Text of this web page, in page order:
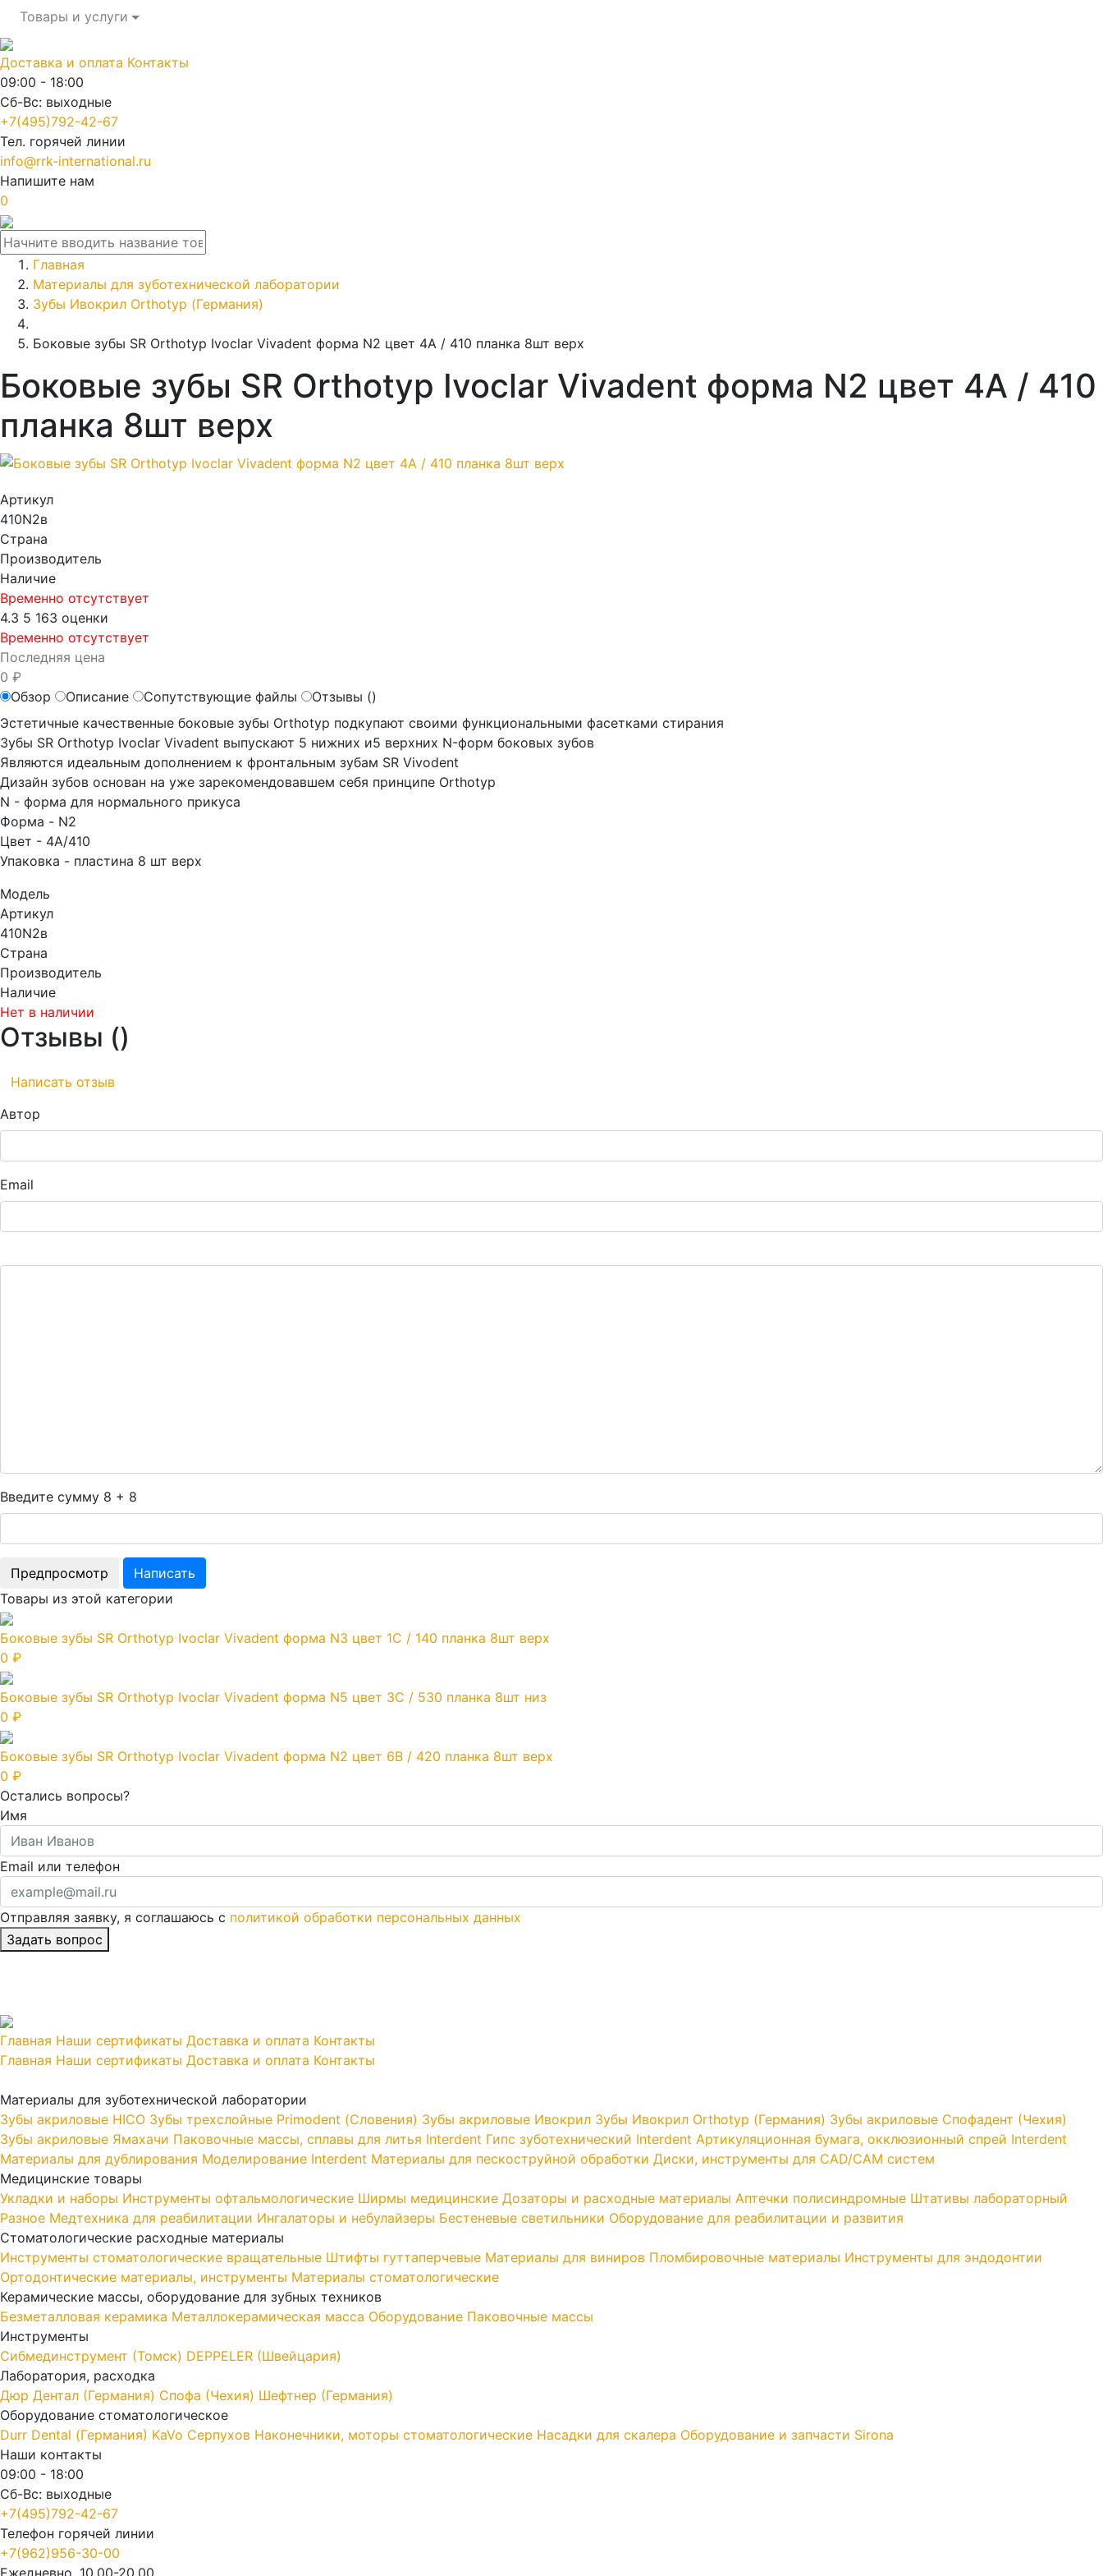
Товары и услуги
Доставка и оплата Контакты
09:00 - 18:00
Сб-Вс: выходные
+7(495)792-42-67
Тел. горячей линии
info@rrk-international.ru
Напишите нам
0
Главная
Материалы для зуботехнической лаборатории
Зубы Ивокрил Orthotyp (Германия)
Боковые зубы SR Orthotyp Ivoclar Vivadent форма N2 цвет 4А / 410 планка 8шт верх
Боковые зубы SR Orthotyp Ivoclar Vivadent форма N2 цвет 4А / 410
планка 8шт верх
Артикул
410N2в
Страна
Производитель
Наличие
Временно отсутствует
4.3 5 163 оценки
Временно отсутствует
Последняя цена
0 ₽
Обзор
Описание Сопутствующие файлы Отзывы ()
Эстетичные качественные боковые зубы Orthotyp подкупают своими функциональными фасетками стирания
Зубы SR Orthotyp Ivoclar Vivadent выпускают 5 нижних и5 верхних N-форм боковых зубов
Являются идеальным дополнением к фронтальным зубам SR Vivodent
Дизайн зубов основан на уже зарекомендовавшем себя принципе Orthotyp
N - форма для нормального прикуса
Форма - N2
Цвет - 4А/410
Упаковка - пластина 8 шт верх
Модель
Артикул
410N2в
Страна
Производитель
Наличие
Нет в наличии
Отзывы ()
Написать отзыв
Автор
Email
Введите сумму 8 + 8
Товары из этой категории
Боковые зубы SR Orthotyp Ivoclar Vivadent форма N3 цвет 1С / 140 планка 8шт верх
0 ₽
Боковые зубы SR Orthotyp Ivoclar Vivadent форма N5 цвет 3С / 530 планка 8шт низ
0 ₽
Боковые зубы SR Orthotyp Ivoclar Vivadent форма N2 цвет 6В / 420 планка 8шт верх
0 ₽
Остались вопросы?
Имя
Email или телефон
Отправляя заявку, я соглашаюсь с политикой обработки персональных данных
Главная Наши сертификаты Доставка и оплата Контакты
Главная Наши сертификаты Доставка и оплата Контакты
Материалы для зуботехнической лаборатории
Зубы акриловые HICO Зубы трехслойные Primodent (Словения) Зубы акриловые Ивокрил Зубы Ивокрил Orthotyp (Германия) Зубы акриловые Спофадент (Чехия)
Зубы акриловые Ямахачи Паковочные массы, сплавы для литья Interdent Гипс зуботехнический Interdent Артикуляционная бумага, окклюзионный спрей Interdent
Материалы для дублирования Моделирование Interdent Материалы для пескоструйной обработки Диски, инструменты для CAD/CAM систем
Медицинские товары
Укладки и наборы Инструменты офтальмологические Ширмы медицинские Дозаторы и расходные материалы Аптечки полисиндромные Штативы лабораторный
Разное Медтехника для реабилитации Ингалаторы и небулайзеры Бестеневые светильники Оборудование для реабилитации и развития
Стоматологические расходные материалы
Инструменты стоматологические вращательные Штифты гуттаперчевые Материалы для виниров Пломбировочные материалы Инструменты для эндодонтии
Ортодонтические материалы, инструменты Материалы стоматологические
Керамические массы, оборудование для зубных техников
Безметалловая керамика Металлокерамическая масса Оборудование Паковочные массы
Инструменты
Cибмединструмент (Томск) DEPPELER (Швейцария)
Лаборатория, расходка
Дюр Дентал (Германия) Спофа (Чехия) Шефтнер (Германия)
Оборудование стоматологическое
Durr Dental (Германия) KaVo Серпухов Наконечники, моторы стоматологические Насадки для скалера Оборудование и запчасти Sirona
Наши контакты
09:00 - 18:00
Сб-Вс: выходные
+7(495)792-42-67
Телефон горячей линии
+7(962)956-30-00
Ежедневно, 10.00-20.00